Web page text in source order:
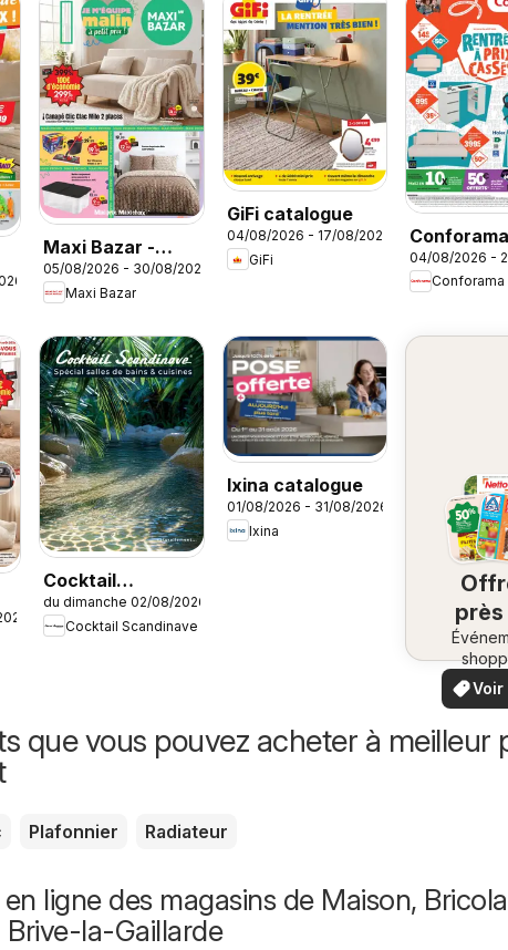
Maxi Bazar -
Brochure
05/08/2026 - 30/08/2026
Maxi Bazar
GiFi catalogue
04/08/2026 - 17/08/2026
GiFi
Conforama
Rentrée à
cassés
04/08/2026 -
Conforama
Cocktail
Scandinave
catalogue
du dimanche 02/08/2026
Cocktail Scandinave
Ixina catalogue
01/08/2026 - 31/08/2026
Ixina
près
locaux
Voir
que vous pouvez acheter à meilleur
Plafonnier Radiateur
ligne des magasins de Maison,
la-Gaillarde